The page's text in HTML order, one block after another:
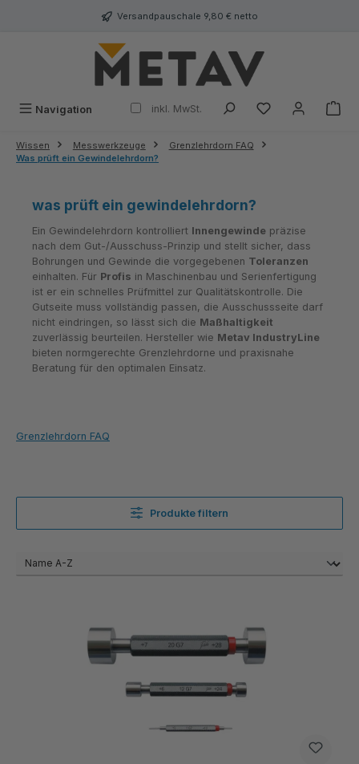
Versandpauschale 9,80 € netto
Navigation inkl. MwSt.
Wissen Messwerkzeuge
Grenzlehrdorn FAQ
Was prüft ein Gewindelehrdorn?
was prüft ein gewindelehrdorn?
Ein Gewindelehrdorn kontrolliert Innengewinde präzise
nach dem Gut-/Ausschuss-Prinzip und stellt sicher, dass
Bohrungen und Gewinde die vorgegebenen Toleranzen
einhalten. Für Profis in Maschinenbau und Serienfertigung
ist er ein schnelles Prüfmittel zur Qualitätskontrolle. Die
Gutseite muss vollständig passen, die Ausschussseite darf
nicht eindringen, so lässt sich die Maßhaltigkeit
zuverlässig beurteilen. Hersteller wie Metav IndustryLine
bieten normgerechte Grenzlehrdorne und praxisnahe
Beratung für den optimalen Einsatz.
Grenzlehrdorn FAQ
Produkte filtern